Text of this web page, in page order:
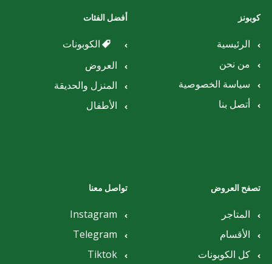
كوبونز
الرئيسية
من نحن
سياسة الخصوصية
أتصل بنا
أفضل الفئات
الكوبونات
العروض
المنزل والحديقة
الأطفال
تصفح العروض
المتاجر
الأقسام
كل الكوبونات
تواصل معنا
Instagram
Telegram
Tiktok